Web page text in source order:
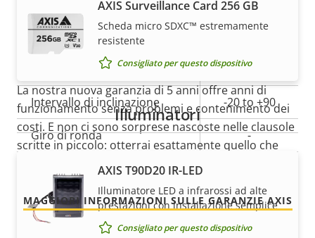
Panoramica, inclinazione, zoom
della
proprietà
Valore
della
proprietà
Ampiezza di rotazione +/-170
Intervallo di inclinazione -20 to +90
Giro di ronda -
Zoom digitale 12
AXIS Surveillance Card 256 GB
Scheda micro SDXC™ estremamente
resistente
Consigliato per questo dispositivo
Illuminatori
AXIS T90D20 IR-LED
Illuminatore LED a infrarossi ad alte
prestazioni con installazione semplice
Consigliato per questo dispositivo
5 anni di garanzia per la
massima tranquillità
La nostra nuova garanzia di 5 anni offre anni di
funzionamento senza problemi e contenimento dei
costi. E non ci sono sorprese nascoste nelle clausole
scritte in piccolo: otterrai esattamente quello che
MAGGIORI INFORMAZIONI SULLE GARANZIE AXIS